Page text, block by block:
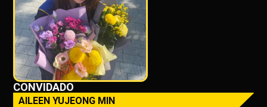
CONVIDADO
AILEEN YUJEONG MIN